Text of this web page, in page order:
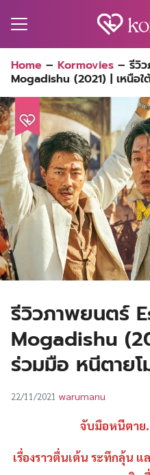
for:
Home – Kormovies –รีวิ
Mogadishu (2021) | เหนือ
รีวิวภาพยนตร์
Mogadishu
ร่วมมือ หนีตาย
22/11/2021 warumanu
จับมือหนีตาย
เรื่องราวตื่นเต้น ระทึกลุ้น